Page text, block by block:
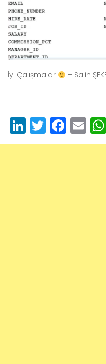
İyi Çalışmalar – Salih
LinkedIn
Twitter